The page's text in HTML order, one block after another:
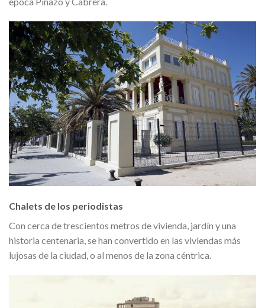
Chalets de los periodistas
Con cerca de trescientos metros de vivienda, jardín y una
historia centenaria, se han convertido en las viviendas más
lujosas de la ciudad, o al menos de la zona céntrica.